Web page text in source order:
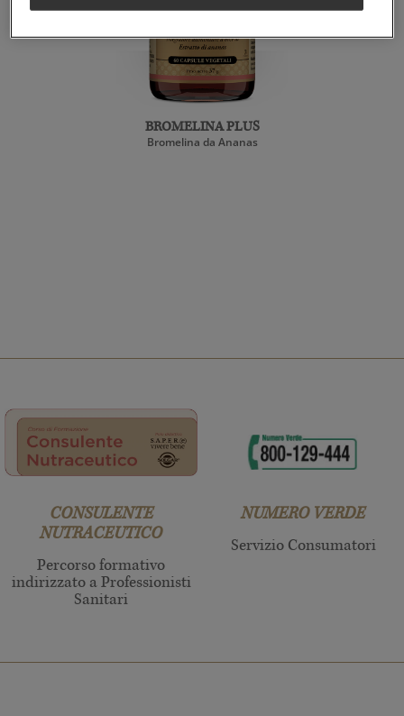
BROMELINA PLUS
Bromelina da Ananas
CONSULENTE
NUTRACEUTICO
Percorso formativo
indirizzato a Professionisti
Sanitari
NUMERO VERDE
Servizio Consumatori